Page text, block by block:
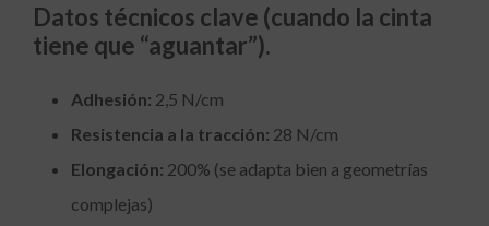
Datos técnicos clave (cuando la cinta
tiene que “aguantar”).
Adhesión: 2,5 N/cm
Resistencia a la tracción: 28 N/cm
Elongación: 200% (se adapta bien a geometrías
complejas)